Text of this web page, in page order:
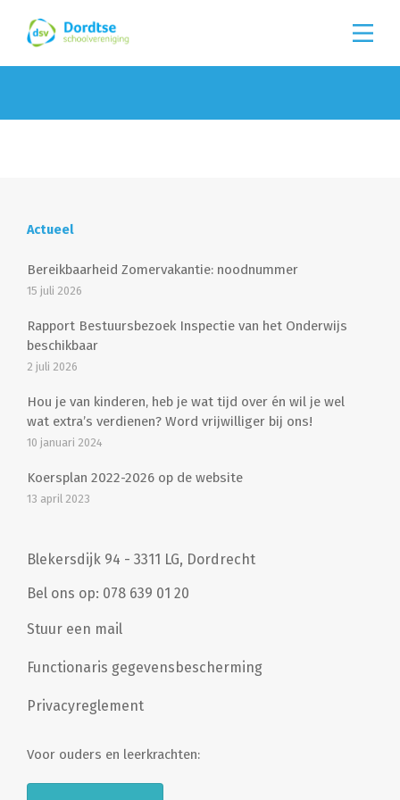
Actueel
Bereikbaarheid Zomervakantie: noodnummer
15 juli 2026
Rapport Bestuursbezoek Inspectie van het Onderwijs
beschikbaar
2 juli 2026
Hou je van kinderen, heb je wat tijd over én wil je wel
wat extra’s verdienen? Word vrijwilliger bij ons!
10 januari 2024
Koersplan 2022-2026 op de website
13 april 2023
Blekersdijk 94 - 3311 LG, Dordrecht
Bel ons op: 078 639 01 20
Stuur een mail
Functionaris gegevensbescherming
Privacyreglement
Voor ouders en leerkrachten: